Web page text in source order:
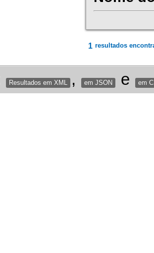
1 resultados
Resultados em XML , em JSON e em